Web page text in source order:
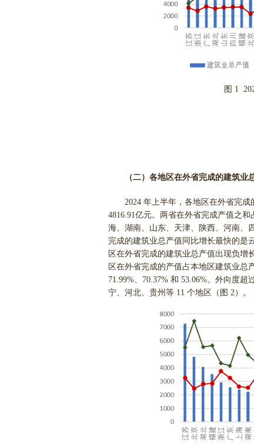
图 1
（二）各地区在外省完成的建筑业
2024 年上半年，各地区在外省完
4816.91亿元。两省在外省完成产值之
海、湖南、山东、天津、陕西、河南、
完成的建筑业总产值同比增长最快的是
区在外省完成的建筑业总产值出现负增
区在外省完成的产值占本地区建筑业总
71.99%、70.37% 和 53.06%。外向度
宁、河北、贵州等 11 个地区（图 2）。